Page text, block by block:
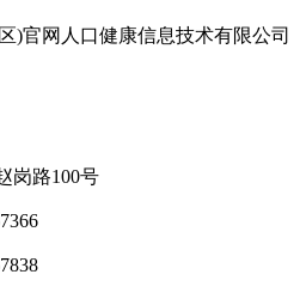
)官网人口健康信息技术有限公司
岗路100号